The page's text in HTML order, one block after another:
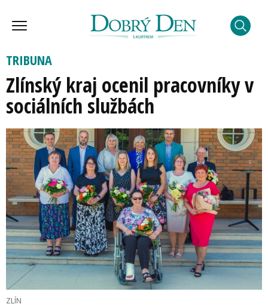
TRIBUNA
Zlínský kraj ocenil pracovníky v
sociálních službách
ZLÍN